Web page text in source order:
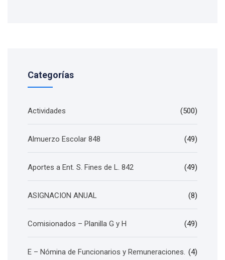
Categorías
Actividades (500)
Almuerzo Escolar 848 (49)
Aportes a Ent. S. Fines de L. 842 (49)
ASIGNACION ANUAL (8)
Comisionados – Planilla G y H (49)
E – Nómina de Funcionarios y Remuneraciones. (4)